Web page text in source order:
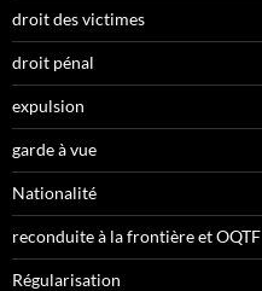
droit des victimes
droit pénal
expulsion
garde à vue
Nationalité
reconduite à la frontière et OQTF
Régularisation